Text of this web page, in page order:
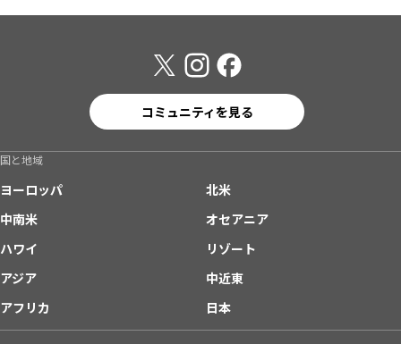
コミュニティを見る
国と地域
ヨーロッパ
北米
中南米
オセアニア
ハワイ
リゾート
アジア
中近東
アフリカ
日本